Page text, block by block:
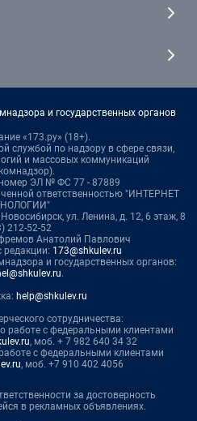
и государственных органов
«173.ру» (18+).
службой по надзору в сфере связи,
и массовых коммуникаций
ЭЛ № ФС 77 - 87889
ответственностью "ИНТЕРНЕТ
ул. Ленина, д. 12, 6 этаж, 8
212-52-52
Анатолий Павлович
редакции: 173@shkulev.ru
и государственных органов:
.
help@shkulev.ru
сотрудничества:
с федеральными клиентами
, моб. + 7 982 640 34 32
с федеральными клиентами
, моб. +7 910 402 4056
за достоверность
в рекламных объявлениях.